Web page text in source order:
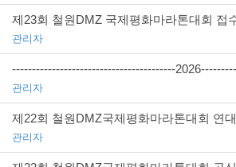
제23회 철원DMZ 국제평화마라톤대회 접
관리자
-----------------------------------------
관리자
제22회 철원DMZ국제평화마라톤대회 연
관리자